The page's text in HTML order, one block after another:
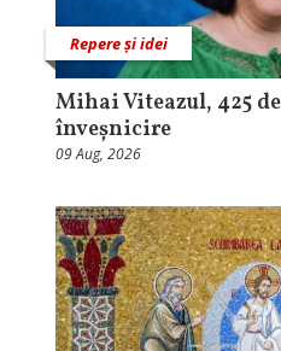
Repere și idei
Mihai Viteazul, 425
înveșnicire
09 Aug, 2026